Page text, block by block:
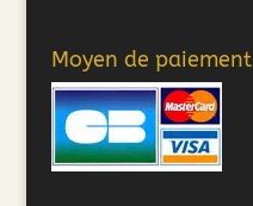
Moyen de paiement